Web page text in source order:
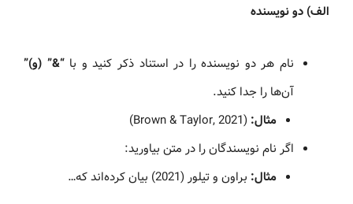
الف) دو نویسنده
نام هر دو نویسنده را در استناد ذکر کنید و با“&” (و)”
آن‌ها را جدا کنید.
مثال: (Brown & Taylor, 2021)
اگر نام نویسندگان را در متن بیاورید:
مثال: براون و تیلور (2021) بیان کرده‌اند که…